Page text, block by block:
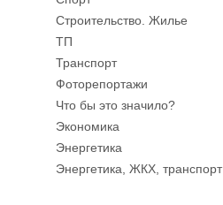
Строительство. Жилье
ТП
Транспорт
Фоторепортажи
Что бы это значило?
Экономика
Энергетика
Энергетика, ЖКХ, транспорт